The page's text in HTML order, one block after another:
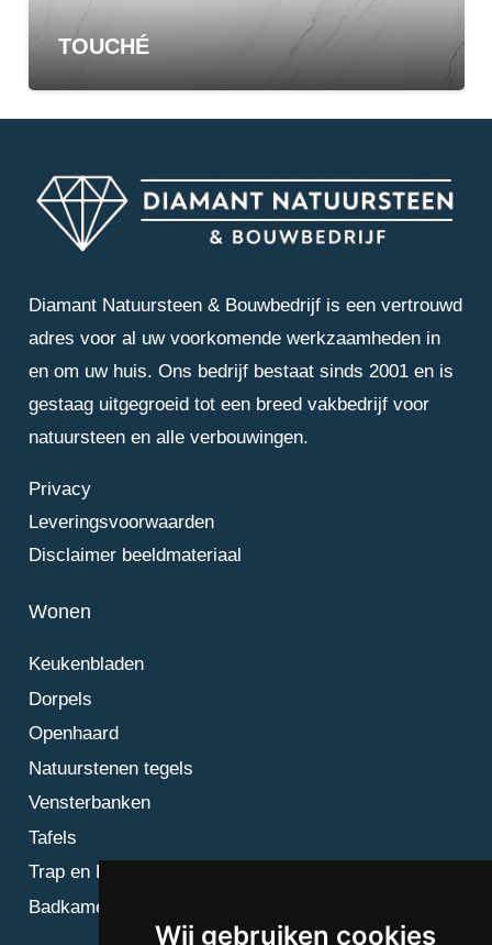
Wij gebruiken cookies
TOUCHÉ
Diamant Natuursteen & Bouwbedrijf is een vertrouwd
adres voor al uw voorkomende werkzaamheden in
en om uw huis. Ons bedrijf bestaat sinds 2001 en is
gestaag uitgegroeid tot een breed vakbedrijf voor
natuursteen en alle verbouwingen.
Privacy
Leveringsvoorwaarden
Disclaimer beeldmateriaal
Wonen
Keukenbladen
Dorpels
Openhaard
Natuurstenen tegels
Vensterbanken
Tafels
Trap en Bordes
Badkamer